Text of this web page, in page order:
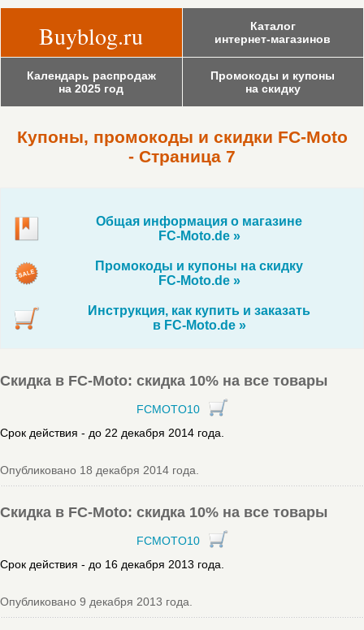
Buyblog.ru
Каталог
интернет-магазинов
Календарь распродаж
на 2025 год
Промокоды и купоны
на скидку
Купоны, промокоды и скидки FC-Moto
- Страница 7
Общая информация о магазине
FC-Moto.de »
Промокоды и купоны на скидку
FC-Moto.de »
Инструкция, как купить и заказать
в FC-Moto.de »
Скидка в FC-Moto: скидка 10% на все товары
FCMOTO10
Срок действия - до 22 декабря 2014 года.
Опубликовано 18 декабря 2014 года.
Скидка в FC-Moto: скидка 10% на все товары
FCMOTO10
Срок действия - до 16 декабря 2013 года.
Опубликовано 9 декабря 2013 года.